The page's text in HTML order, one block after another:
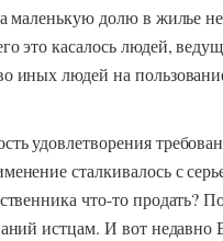
маленькую долю в жилье
это касалось людей,
иных людей на
удовлетворения
сталкивалось с
что-то продать?
истцам. И вот недавно